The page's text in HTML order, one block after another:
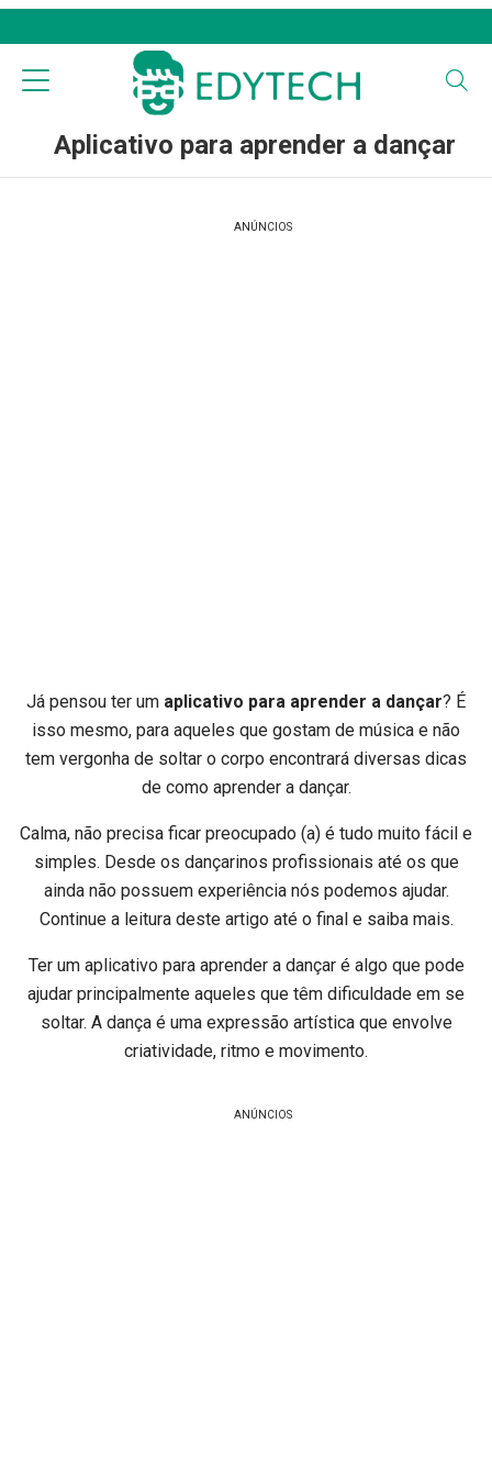
Aplicativo para aprender a dançar
ANÚNCIOS
Já pensou ter um aplicativo para aprender a dançar? É
isso mesmo, para aqueles que gostam de música e não
tem vergonha de soltar o corpo encontrará diversas dicas
de como aprender a dançar.
Calma, não precisa ficar preocupado (a) é tudo muito fácil e
simples. Desde os dançarinos profissionais até os que
ainda não possuem experiência nós podemos ajudar.
Continue a leitura deste artigo até o final e saiba mais.
Ter um aplicativo para aprender a dançar é algo que pode
ajudar principalmente aqueles que têm dificuldade em se
soltar. A dança é uma expressão artística que envolve
criatividade, ritmo e movimento.
ANÚNCIOS